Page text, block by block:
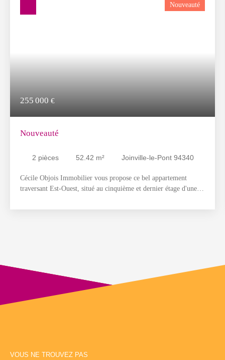
255 000 €
Nouveauté
Nouveauté
2 pièces 52.42 m² Joinville-le-Pont 94340
Cécile Objois Immobilier vous propose ce bel appartement
traversant Est-Ouest, situé au cinquième et dernier étage d'une
dégagée et d'un emplacement privilégié sur le secteur prisé du
Une cave complète ce bien. Vous apprécierez la proximité des
commerces, des transports et de toutes les commodités
accessibles à pied.
VOUS NE TROUVEZ PAS